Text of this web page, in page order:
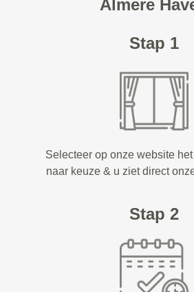
Almere
Stap 1
Selecteer op onze website
naar keuze & u ziet direct
Stap 2